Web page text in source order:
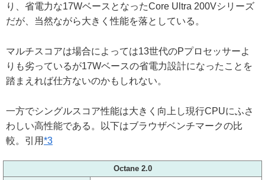
り、省電力な17WベースとなったCore Ultra 200Vシリーズ
だが、当然ながら大きく性能を落としている。
マルチスコアは場合によっては13世代のPプロセッサーよ
りも劣っているが17Wベースの省電力設計になったことを
踏まえれば仕方ないのかもしれない。
一方でシングルスコア性能は大きく向上し現行CPUにふさ
わしい高性能である。以下はブラウザベンチマークの比
較。引用*3
Octane 2.0